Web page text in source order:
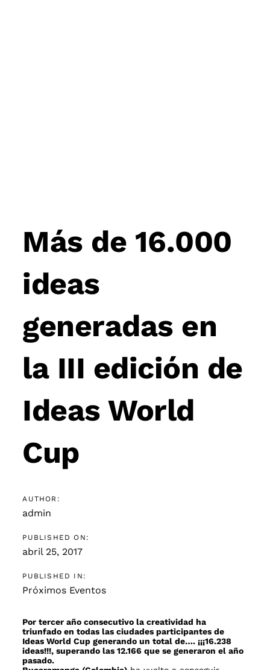
Más de 16.000
ideas
generadas en
la III edición de
Ideas World
Cup
AUTHOR:
admin
PUBLISHED ON:
abril 25, 2017
PUBLISHED IN:
Próximos Eventos
Por tercer año consecutivo la creatividad ha
triunfado en todas las ciudades participantes de
Ideas World Cup generando un total de…. ¡¡¡16.238
ideas!!!, superando las 12.166 que se generaron el año
pasado.
navigation